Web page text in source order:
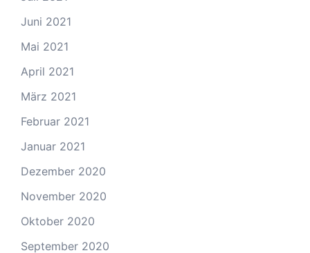
Juni 2021
Mai 2021
April 2021
März 2021
Februar 2021
Januar 2021
Dezember 2020
November 2020
Oktober 2020
September 2020